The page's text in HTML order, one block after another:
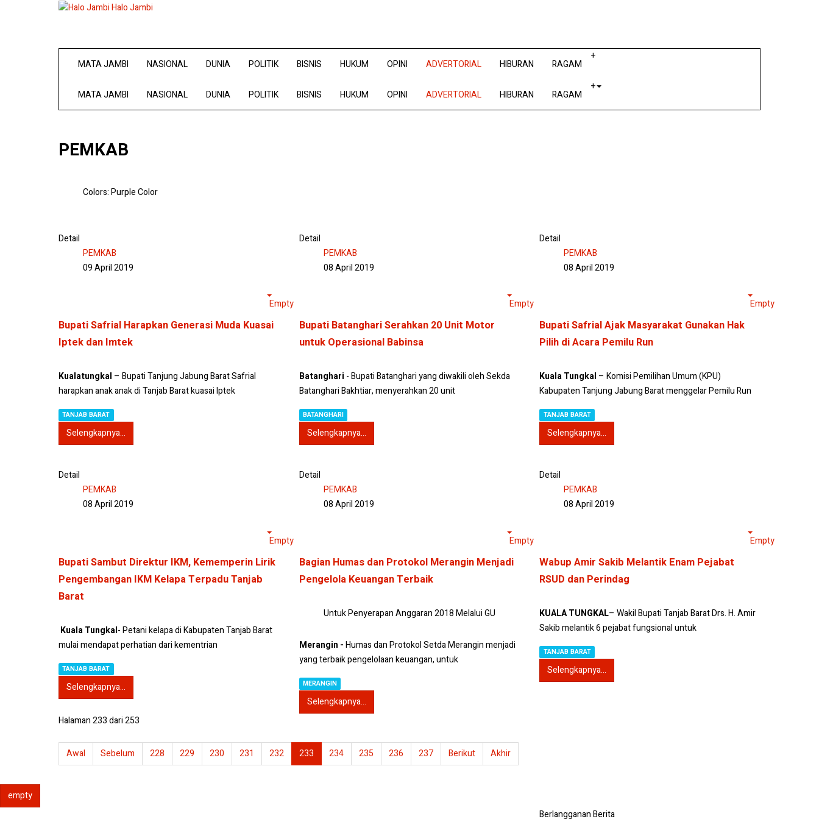
Halo Jambi
MATA JAMBI NASIONAL DUNIA POLITIK BISNIS HUKUM OPINI ADVERTORIAL HIBURAN RAGAM
+
MATA JAMBI NASIONAL DUNIA POLITIK BISNIS HUKUM OPINI ADVERTORIAL HIBURAN RAGAM
+
PEMKAB
Colors:Purple Color
Detail
PEMKAB
09 April 2019
Empty
Bupati Safrial Harapkan Generasi Muda Kuasai
Iptek dan Imtek
Kualatungkal – Bupati Tanjung Jabung Barat Safrial
harapkan anak anak di Tanjab Barat kuasai Iptek
TANJAB BARAT
Selengkapnya...
Detail
PEMKAB
08 April 2019
Empty
Bupati Batanghari Serahkan 20 Unit Motor
untuk Operasional Babinsa
Batanghari - Bupati Batanghari yang diwakili oleh Sekda
Batanghari Bakhtiar, menyerahkan 20 unit
BATANGHARI
Selengkapnya...
Detail
PEMKAB
08 April 2019
Empty
Bupati Safrial Ajak Masyarakat Gunakan Hak
Pilih di Acara Pemilu Run
Kuala Tungkal – Komisi Pemilihan Umum (KPU)
Kabupaten Tanjung Jabung Barat menggelar Pemilu Run
TANJAB BARAT
Selengkapnya...
Detail
PEMKAB
08 April 2019
Empty
Bupati Sambut Direktur IKM, Kememperin Lirik
Pengembangan IKM Kelapa Terpadu Tanjab
Barat
Kuala Tungkal- Petani kelapa di Kabupaten Tanjab Barat
mulai mendapat perhatian dari kementrian
TANJAB BARAT
Selengkapnya...
Detail
PEMKAB
08 April 2019
Empty
Bagian Humas dan Protokol Merangin Menjadi
Pengelola Keuangan Terbaik
Untuk Penyerapan Anggaran 2018 Melalui GU
Merangin -Humas dan Protokol Setda Merangin menjadi
yang terbaik pengelolaan keuangan, untuk
MERANGIN
Selengkapnya...
Detail
PEMKAB
08 April 2019
Empty
Wabup Amir Sakib Melantik Enam Pejabat
RSUD dan Perindag
KUALA TUNGKAL– Wakil Bupati Tanjab Barat Drs. H. Amir
Sakib melantik 6 pejabat fungsional untuk
TANJAB BARAT
Selengkapnya...
Halaman 233 dari 253
Awal Sebelum 228 229 230 231 232 233 234 235 236 237 Berikut Akhir
empty
Berlangganan Berita